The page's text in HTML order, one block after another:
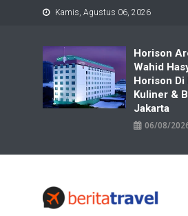
Kamis, Agustus 06, 2026
Horison
Wahid
Horison Di
Kuliner &
Jakarta
06/08/